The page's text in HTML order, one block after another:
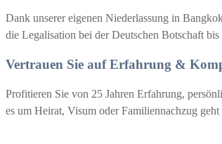
Dank unserer eigenen Niederlassung in
die Legalisation bei der Deutschen Botschaft
Vertrauen Sie auf Erfahrung &
Profitieren Sie von 25 Jahren Erfahrung,
es um Heirat, Visum oder Familiennachzug